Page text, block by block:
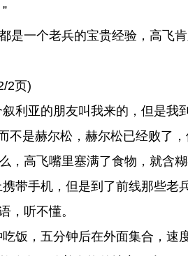
一个老兵的宝贵经验，高飞肯
2页)
利亚的朋友叫我来的，但是
是赫尔松，赫尔松已经败了
高飞嘴里塞满了食物，就含
带手机，但是到了前线那些老
，听不懂。
饭，五分钟后在外面集合，速